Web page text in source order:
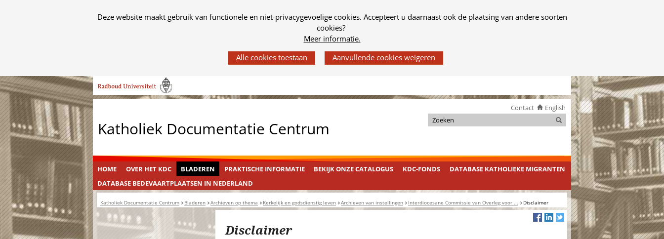
Cookies
Deze website maakt gebruik van functionele en niet-privacygevoelige cookies. Accepteert u daarnaast ook de plaatsing van andere soorten
cookies?
Meer informatie.
gebruik
van
op
deze
worden
toegestaan
geweigerd.
Ga
naar
de
inhoud
Katholiek Documentatie Centrum
Contact English
k
i
d
e
Zoeken
Zoeken
HOME OVER HET KDC BLADEREN PRAKTISCHE INFORMATIE BEKIJK ONZE CATALOGUS KDC-FONDS
DATABASE KATHOLIEKE MIGRANTEN
DATABASE BEDEVAARTPLAATSEN IN NEDERLAND
Katholiek Documentatie Centrum Bladeren Archieven op thema Kerkelijk en godsdienstig leven Archieven van instellingen Interdiocesane Commissie van Overleg voor ... Disclaimer
Disclaimer